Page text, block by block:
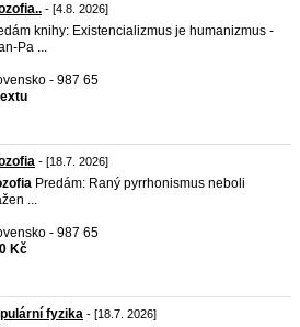
- [4.8. 2026]
knihy: Existencializmus je humanizmus -
Pa ...
- 987 65
- [18.7. 2026]
Predám: Raný pyrrhonismus neboli
...
- 987 65
Kč
fyzika - [18.7. 2026]